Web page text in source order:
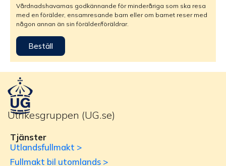
Vårdnadshavarnas godkännande för minderåriga som ska resa
med en förälder, ensamresande barn eller om barnet reser med
någon annan än sin förälder/föräldrar.
Beställ
Utrikesgruppen (UG.se)
Tjänster
Utlandsfullmakt >
Fullmakt bil utomlands >